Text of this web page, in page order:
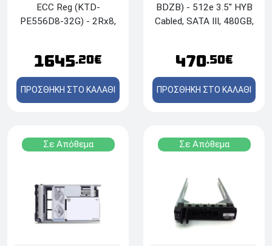
ECC Reg (KTD-
PE556D8-32G) - 2Rx8,
1645.20€
ΠΡΟΣΘΗΚΗ ΣΤΟ ΚΑΛΑΘΙ
BDZB) - 512e 3.5'' HYB
Cabled, SATA III, 480GB,
470.50€
ΠΡΟΣΘΗΚΗ ΣΤΟ ΚΑΛΑΘΙ
Σε Απόθεμα Σε Απόθεμα